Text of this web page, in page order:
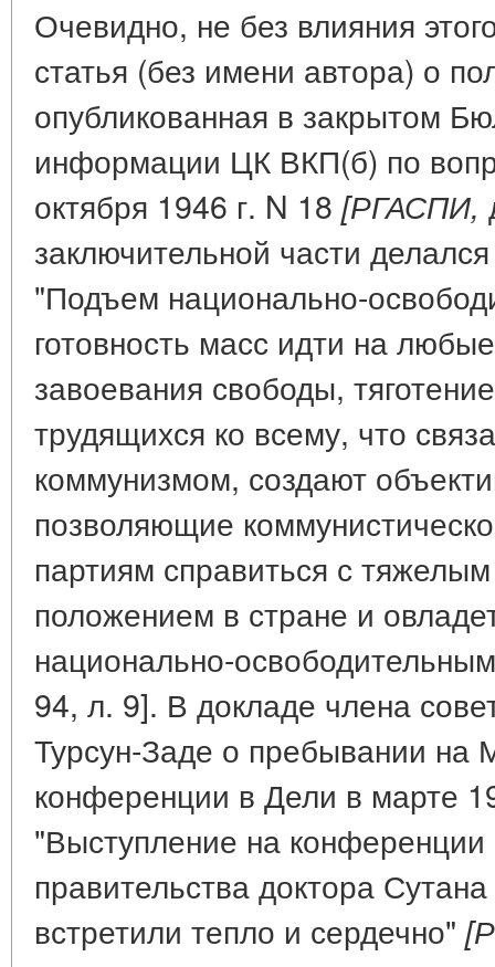
Очевидно, не без влияния
статья (без имени автора) о
опубликованная в закрытом
информации ЦК ВКП(б) по
октября 1946 г. N 18 [РГАСПИ,
заключительной части
"Подъем национально-
готовность масс идти на
завоевания свободы,
трудящихся ко всему, что
коммунизмом, создают
позволяющие
партиям справиться с
положением в стране и
национально-
94, л. 9]. В докладе члена
Турсун-Заде о пребывании на
конференции в Дели в марте
"Выступление на конференции
правительства доктора
встретили тепло и сердечно"